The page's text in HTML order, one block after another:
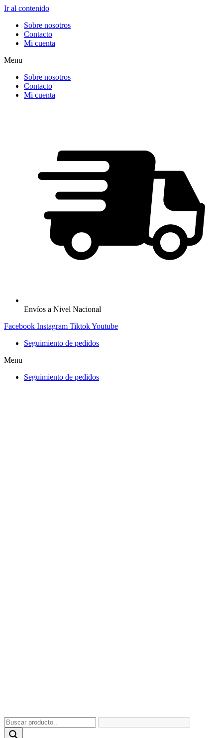
Ir al contenido
Sobre nosotros
Contacto
Mi cuenta
Menu
Sobre nosotros
Contacto
Mi cuenta
Envíos a Nivel Nacional
Facebook Instagram TiktokYoutube
Seguimiento de pedidos
Menu
Seguimiento de pedidos